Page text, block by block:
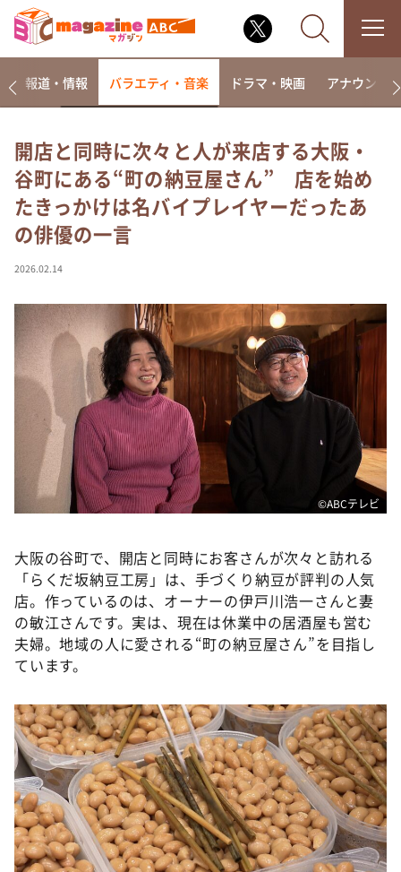
なるみ・岡村の過ぎるTV
相席食堂
これ余談なんですけど・・・
～人生密着トークバラエティ！～ やすとものいたっ
て真剣です
探偵！ナイトスクープ
news おかえり
河合＆A.B.C-Z塚田×福井アナ「なんでやねん！？」
（news おかえり）
DAIGOも台所 ～きょうの献立 何にする？～
本日はダイアンなり！シーズン２
朝だ！生です旅サラダ
教えて！ニュースライブ 正義のミカタ
新婚さんいらっしゃい！
ポツンと一軒家
ザキ山小屋本館
ぺこぱのまるスポ
報道・情報 バラエティ・音楽 ドラマ・映画 アナウンサー
開店と同時に次々と人が来店する大阪・
谷町にある“町の納豆屋さん” 店を始め
たきっかけは名バイプレイヤーだったあ
の俳優の一言
2026.02.14
©ABCテレビ
大阪の谷町で、開店と同時にお客さんが次々と訪れる
「らくだ坂納豆工房」は、手づくり納豆が評判の人気
店。作っているのは、オーナーの伊戸川浩一さんと妻
の敏江さんです。実は、現在は休業中の居酒屋も営む
夫婦。地域の人に愛される“町の納豆屋さん”を目指し
ています。